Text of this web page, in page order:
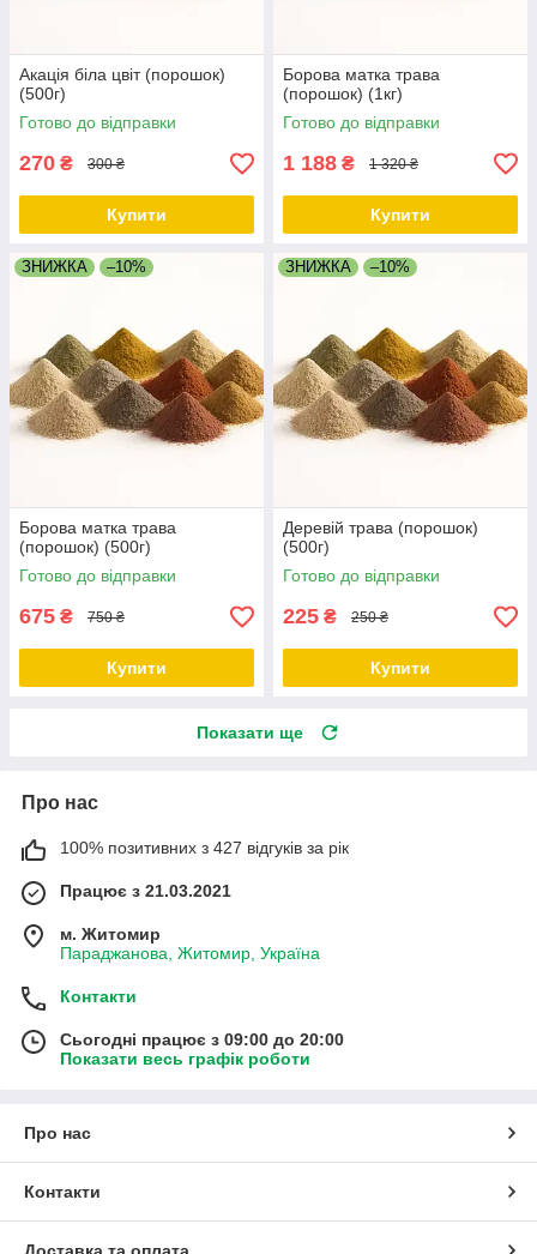
Акація біла цвіт (порошок)
(500г)
Готово до відправки
270 ₴ 300 ₴
Купити
Борова матка трава
(порошок) (1кг)
Готово до відправки
1 188 ₴ 1 320 ₴
Купити
ЗНИЖКА –10%
Борова матка трава
(порошок) (500г)
Готово до відправки
675 ₴ 750 ₴
Купити
ЗНИЖКА –10%
Деревій трава (порошок)
(500г)
Готово до відправки
225 ₴ 250 ₴
Купити
Показати ще
Про нас
100% позитивних з 427 відгуків за рік
Працює з 21.03.2021
м. Житомир
Параджанова, Житомир, Україна
Контакти
Сьогодні працює з 09:00 до 20:00
Показати весь графік роботи
Про нас
Контакти